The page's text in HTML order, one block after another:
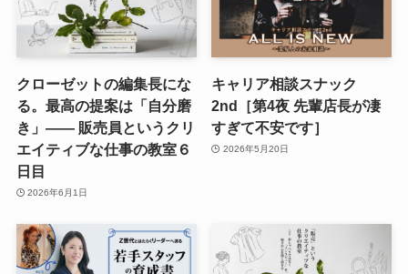
クローゼットの編集長にな
る。最高の提案は「自分磨
き」—— 販売員というクリ
エイティブな仕事の教室６
日目
2026年6月1日
キャリア相談スナック
2nd［第4夜 先輩店長が凄
すぎて不安です］
2026年5月20日